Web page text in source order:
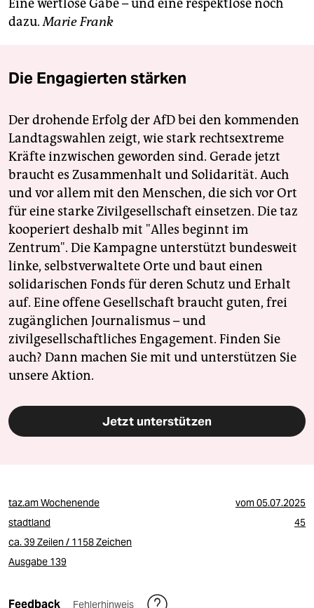
Eine wertlose Gabe – und eine respektlose noch
dazu.Marie Frank
Die Engagierten stärken
Der drohende Erfolg der AfD bei den kommenden
Landtagswahlen zeigt, wie stark rechtsextreme
Kräfte inzwischen geworden sind. Gerade jetzt
braucht es Zusammenhalt und Solidarität. Auch
und vor allem mit den Menschen, die sich vor Ort
für eine starke Zivilgesellschaft einsetzen. Die taz
kooperiert deshalb mit "Alles beginnt im
Zentrum". Die Kampagne unterstützt bundesweit
linke, selbstverwaltete Orte und baut einen
solidarischen Fonds für deren Schutz und Erhalt
auf. Eine offene Gesellschaft braucht guten, frei
zugänglichen Journalismus – und
zivilgesellschaftliches Engagement. Finden Sie
auch? Dann machen Sie mit und unterstützen Sie
unsere Aktion.
Jetzt unterstützen
taz.am Wochenende vom05.07.2025
stadtland
45
ca. 39 Zeilen / 1158 Zeichen
Ausgabe 139
Feedback Fehlerhinweis